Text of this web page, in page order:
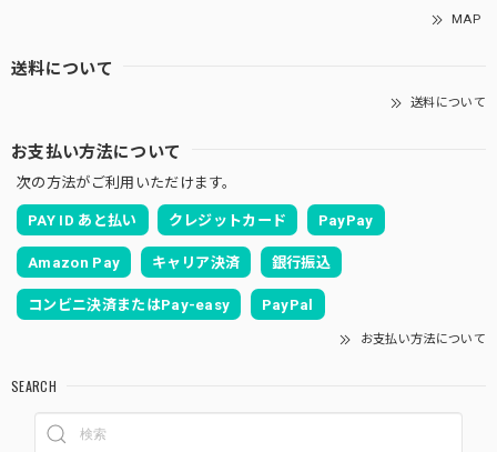
MAP
送料について
送料について
お支払い方法について
次の方法がご利用いただけます。
PAY ID あと払い クレジットカード PayPay
Amazon Pay キャリア決済 銀行振込
コンビニ決済またはPay-easy PayPal
お支払い方法について
SEARCH